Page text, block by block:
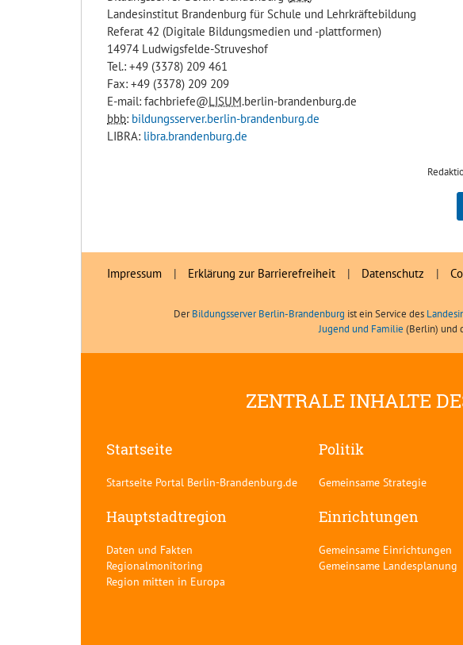
Landesinstitut Brandenburg für Schule und Lehrkräftebildung
Referat 42 (Digitale Bildungsmedien und -plattformen)
14974 Ludwigsfelde-Struveshof
Tel.: +49 (3378) 209 461
Fax: +49 (3378) 209 209
E-mail: fachbriefe@LISUM.berlin-brandenburg.de
bbb: bildungsserver.berlin-brandenburg.de
LIBRA: libra.brandenburg.de
Impressum | Erklärung zur Barrierefreiheit | Datenschutz |
DerBildungsserver Berlin-Brandenburg ist ein Service des
Jugend und Familie (Berlin) und
ZENTRALE INHALTE
Startseite
Startseite Portal Berlin-Brandenburg.de
Hauptstadtregion
Daten und Fakten
Regionalmonitoring
Region mitten in Europa
Politik
Gemeinsame Strategie
Einrichtungen
Gemeinsame Einrichtungen
Gemeinsame Landesplanung